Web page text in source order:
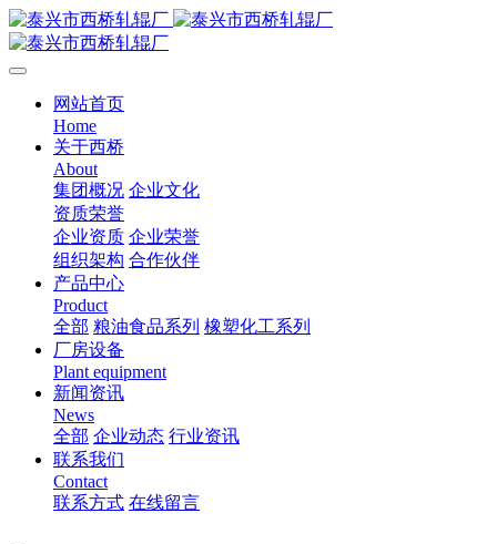
网站首页
Home
关于西桥
About
集团概况 企业文化
资质荣誉
企业资质 企业荣誉
组织架构 合作伙伴
产品中心
Product
全部 粮油食品系列 橡塑化工系列
厂房设备
Plant equipment
新闻资讯
News
全部 企业动态 行业资讯
联系我们
Contact
联系方式 在线留言